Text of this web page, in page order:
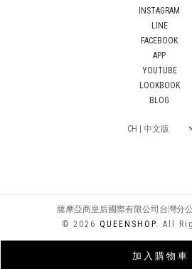
加 入 購 物 車
INSTAGRAM
LINE
FACEBOOK
APP
YOUTUBE
LOOKBOOK
BLOG
薩摩亞商皇后國際有限公司台灣分
© 2026 QUEENSHOP. All